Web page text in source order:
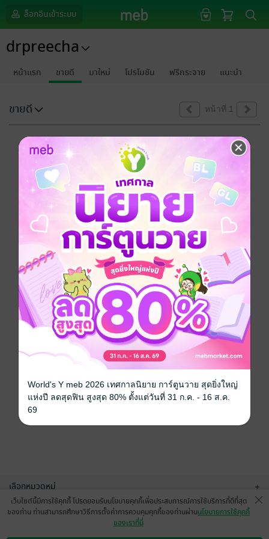
ล็อกอินเข้าระบบ
drpreecha
หน้าแรก ขายดี มาใหม่ โปรโมชัน ฟรีกระจาย แนะนำ
ขายดี หน้าที่ 1
ขออภัยด้วยนะคะ
ไม่พบข้อมูลในหัวข้อที่คุณกำลังชมค่ะ
เลือกหมวดหมู่ +
บริการช่วยเหลือ
เว็บไซต์นี้มีการใช้คุกกี้ โปรดยอมรับนโยบายคุกกี้เพื่อประสบการณ์การใช้บริการที่ดีที่สุด
ของท่าน ท่านสามารถศึกษาวิธีการตั้งค่าการควบคุมคุกกี้ของท่านผ่านนโยบายการใช้คุกกี้
ของเราที่นี่
World's Y meb 2026 เทศกาลนิยาย การ์ตูนวาย สุดยิ่งใหญ่
แห่งปี ลดสุดฟิน สูงสุด 80% ตั้งแต่วันที่ 31 ก.ค. - 16 ส.ค.
69